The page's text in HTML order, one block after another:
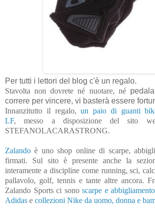
Per tutti i lettori del blog c'è un regalo.
Stavolta non dovrete né nuotare, né
correre per vincere, vi basterà essere
Innanzitutto il regalo,un paio di guanti
LF, messo a disposizione del sito
STEFANOLACARASTRONG.
Zalando è uno shop online di scarpe,
firmati. Sul sito è presente anche la
interamente a discipline come running, sci,
pallavolo, golf, tennis e tante altre ancora.
Zalando Sports ci sono scarpe e
Adidas e collezioni Nike da uomo, donna e